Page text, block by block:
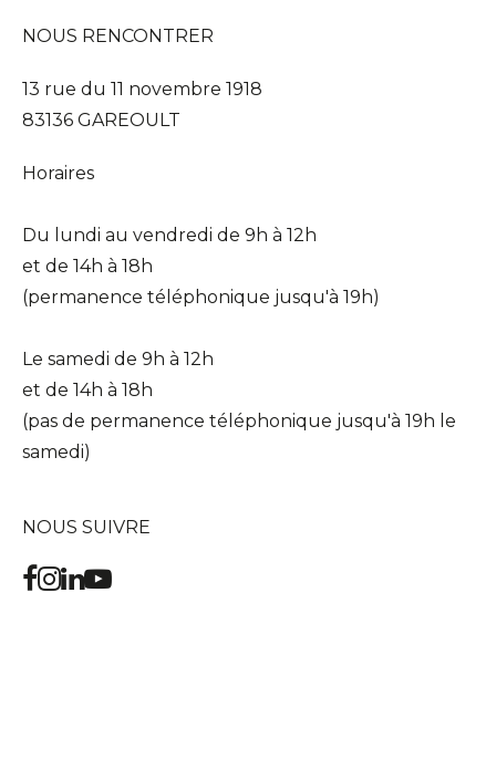
NOUS RENCONTRER
13 rue du 11 novembre 1918
83136 GAREOULT
Horaires
Du lundi au vendredi de 9h à 12h
et de 14h à 18h
(permanence téléphonique jusqu'à 19h)
Le samedi de 9h à 12h
et de 14h à 18h
(pas de permanence téléphonique jusqu'à 19h le
samedi)
NOUS SUIVRE